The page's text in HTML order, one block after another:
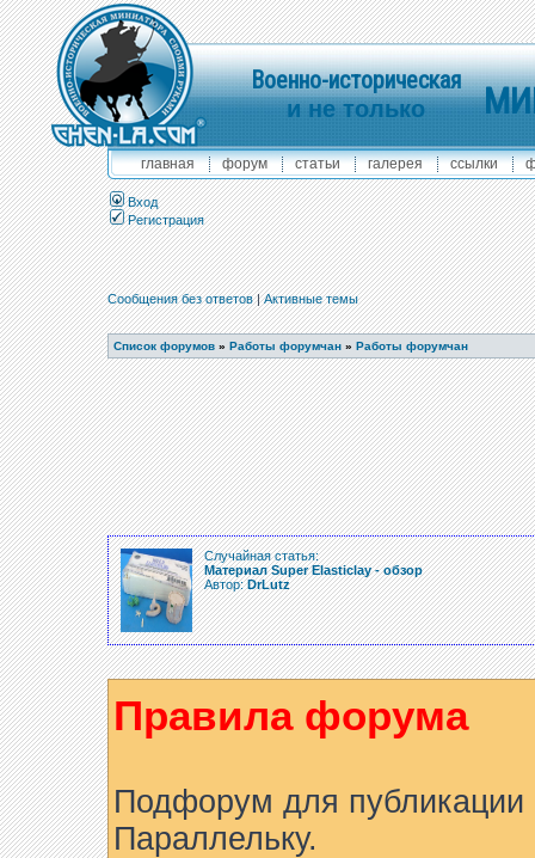
Военно-историческая
и не только
главная форум статьи галерея ссылки
Вход
Регистрация
Сообщения без ответов|Активные темы
Список форумов » Работы форумчан » Работы форумчан
Случайная статья:
Материал Super Elasticlay - обзор
Автор:DrLutz
Правила форума
Подфорум для
Параллельку.